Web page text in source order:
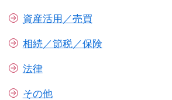
資産活用／売買
相続／節税／保険
法律
その他